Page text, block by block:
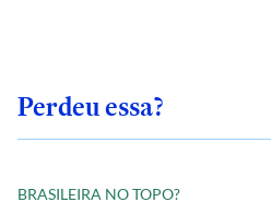
Perdeu essa?
BRASILEIRA NO TOPO?